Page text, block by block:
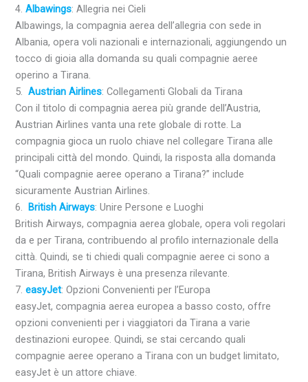
4.Albawings: Allegria nei Cieli
Albawings, la compagnia aerea dell’allegria con sede in
Albania, opera voli nazionali e internazionali, aggiungendo un
tocco di gioia alla domanda su quali compagnie aeree
operino a Tirana.
5.Austrian Airlines: Collegamenti Globali da Tirana
Con il titolo di compagnia aerea più grande dell’Austria,
Austrian Airlines vanta una rete globale di rotte. La
compagnia gioca un ruolo chiave nel collegare Tirana alle
principali città del mondo. Quindi, la risposta alla domanda
“Quali compagnie aeree operano a Tirana?” include
sicuramente Austrian Airlines.
6.British Airways: Unire Persone e Luoghi
British Airways, compagnia aerea globale, opera voli regolari
da e per Tirana, contribuendo al profilo internazionale della
città. Quindi, se ti chiedi quali compagnie aeree ci sono a
Tirana, British Airways è una presenza rilevante.
7.easyJet: Opzioni Convenienti per l’Europa
easyJet, compagnia aerea europea a basso costo, offre
opzioni convenienti per i viaggiatori da Tirana a varie
destinazioni europee. Quindi, se stai cercando quali
compagnie aeree operano a Tirana con un budget limitato,
easyJet è un attore chiave.